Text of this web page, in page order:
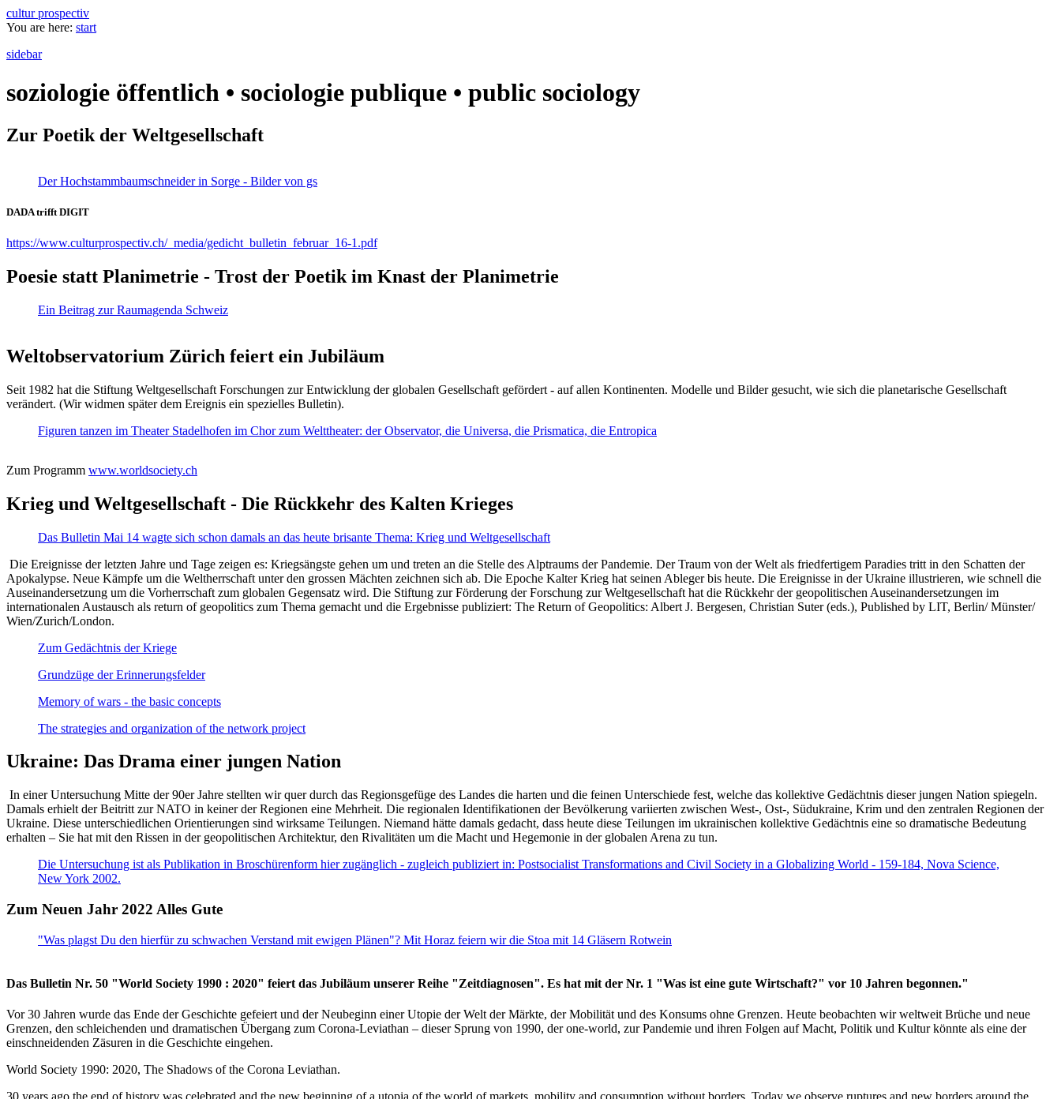
cultur prospectiv
You are here: start
sidebar
soziologie öffentlich • sociologie publique • public sociology
Zur Poetik der Weltgesellschaft
Der Hochstammbaumschneider in Sorge - Bilder von gs
DADA trifft DIGIT
https://www.culturprospectiv.ch/_media/gedicht_bulletin_februar_16-1.pdf
Poesie statt Planimetrie - Trost der Poetik im Knast der Planimetrie
Ein Beitrag zur Raumagenda Schweiz
Weltobservatorium Zürich feiert ein Jubiläum
Seit 1982 hat die Stiftung Weltgesellschaft Forschungen zur Entwicklung der globalen Gesellschaft gefördert - auf allen Kontinenten. Modelle und Bilder gesucht, wie sich die planetarische Gesellschaft
verändert. (Wir widmen später dem Ereignis ein spezielles Bulletin).
Figuren tanzen im Theater Stadelhofen im Chor zum Welttheater: der Observator, die Universa, die Prismatica, die Entropica
Zum Programm www.worldsociety.ch
Krieg und Weltgesellschaft - Die Rückkehr des Kalten Krieges
Das Bulletin Mai 14 wagte sich schon damals an das heute brisante Thema: Krieg und Weltgesellschaft
Die Ereignisse der letzten Jahre und Tage zeigen es: Kriegsängste gehen um und treten an die Stelle des Alptraums der Pandemie. Der Traum von der Welt als friedfertigem Paradies tritt in den Schatten der
Apokalypse. Neue Kämpfe um die Weltherrschaft unter den grossen Mächten zeichnen sich ab. Die Epoche Kalter Krieg hat seinen Ableger bis heute. Die Ereignisse in der Ukraine illustrieren, wie schnell die
Auseinandersetzung um die Vorherrschaft zum globalen Gegensatz wird. Die Stiftung zur Förderung der Forschung zur Weltgesellschaft hat die Rückkehr der geopolitischen Auseinandersetzungen im
internationalen Austausch als return of geopolitics zum Thema gemacht und die Ergebnisse publiziert: The Return of Geopolitics: Albert J. Bergesen, Christian Suter (eds.), Published by LIT, Berlin/ Münster/
Wien/Zurich/London.
Zum Gedächtnis der Kriege
Grundzüge der Erinnerungsfelder
Memory of wars - the basic concepts
The strategies and organization of the network project
Ukraine: Das Drama einer jungen Nation
In einer Untersuchung Mitte der 90er Jahre stellten wir quer durch das Regionsgefüge des Landes die harten und die feinen Unterschiede fest, welche das kollektive Gedächtnis dieser jungen Nation spiegeln.
Damals erhielt der Beitritt zur NATO in keiner der Regionen eine Mehrheit. Die regionalen Identifikationen der Bevölkerung variierten zwischen West-, Ost-, Südukraine, Krim und den zentralen Regionen der
Ukraine. Diese unterschiedlichen Orientierungen sind wirksame Teilungen. Niemand hätte damals gedacht, dass heute diese Teilungen im ukrainischen kollektive Gedächtnis eine so dramatische Bedeutung
erhalten – Sie hat mit den Rissen in der geopolitischen Architektur, den Rivalitäten um die Macht und Hegemonie in der globalen Arena zu tun.
Die Untersuchung ist als Publikation in Broschürenform hier zugänglich - zugleich publiziert in: Postsocialist Transformations and Civil Society in a Globalizing World - 159-184, Nova Science,
New York 2002.
Zum Neuen Jahr 2022 Alles Gute
"Was plagst Du den hierfür zu schwachen Verstand mit ewigen Plänen"? Mit Horaz feiern wir die Stoa mit 14 Gläsern Rotwein
Das Bulletin Nr. 50 "World Society 1990 : 2020" feiert das Jubiläum unserer Reihe "Zeitdiagnosen". Es hat mit der Nr. 1 "Was ist eine gute Wirtschaft?" vor 10 Jahren begonnen."
Vor 30 Jahren wurde das Ende der Geschichte gefeiert und der Neubeginn einer Utopie der Welt der Märkte, der Mobilität und des Konsums ohne Grenzen. Heute beobachten wir weltweit Brüche und neue
Grenzen, den schleichenden und dramatischen Übergang zum Corona-Leviathan – dieser Sprung von 1990, der one-world, zur Pandemie und ihren Folgen auf Macht, Politik und Kultur könnte als eine der
einschneidenden Zäsuren in die Geschichte eingehen.
World Society 1990: 2020, The Shadows of the Corona Leviathan.